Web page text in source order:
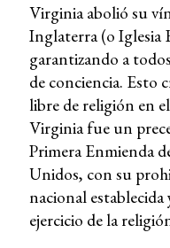
Virginia abolió su
Inglaterra (o Iglesia
garantizando a
de conciencia. Esto
libre de religión en
Virginia fue un
Primera Enmienda
Unidos, con su
nacional establecida
ejercicio de la